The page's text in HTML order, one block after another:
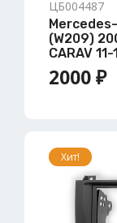
ЦБ004487
(W209)
CARAV 11-
2000 ₽
Хит!